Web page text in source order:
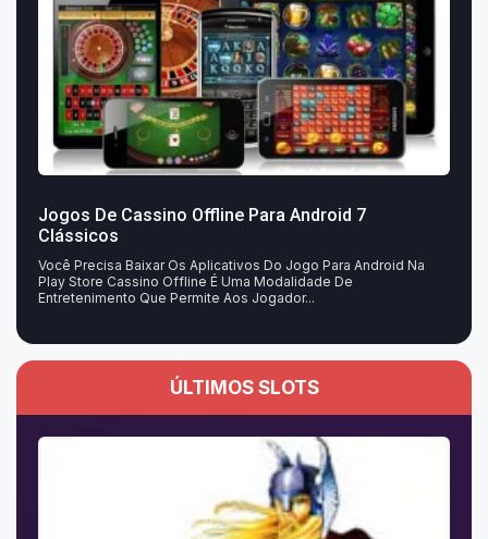
Jogos De Cassino Offline Para Android 7
Clássicos
Você Precisa Baixar Os Aplicativos Do Jogo Para Android Na
Play Store Cassino Offline É Uma Modalidade De
Entretenimento Que Permite Aos Jogador...
ÚLTIMOS SLOTS